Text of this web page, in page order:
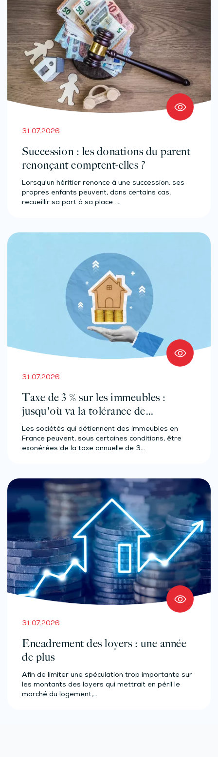
31.07.2026
Succession : les donations du parent
renonçant comptent-elles ?
Lorsqu'un héritier renonce à une succession, ses
propres enfants peuvent, dans certains cas,
recueillir sa part à sa place :…
31.07.2026
Taxe de 3 % sur les immeubles :
jusqu'où va la tolérance de
l'administration ?
Les sociétés qui détiennent des immeubles en
France peuvent, sous certaines conditions, être
exonérées de la taxe annuelle de 3…
31.07.2026
Encadrement des loyers : une année
de plus
Afin de limiter une spéculation trop importante sur
les montants des loyers qui mettrait en péril le
marché du logement,…